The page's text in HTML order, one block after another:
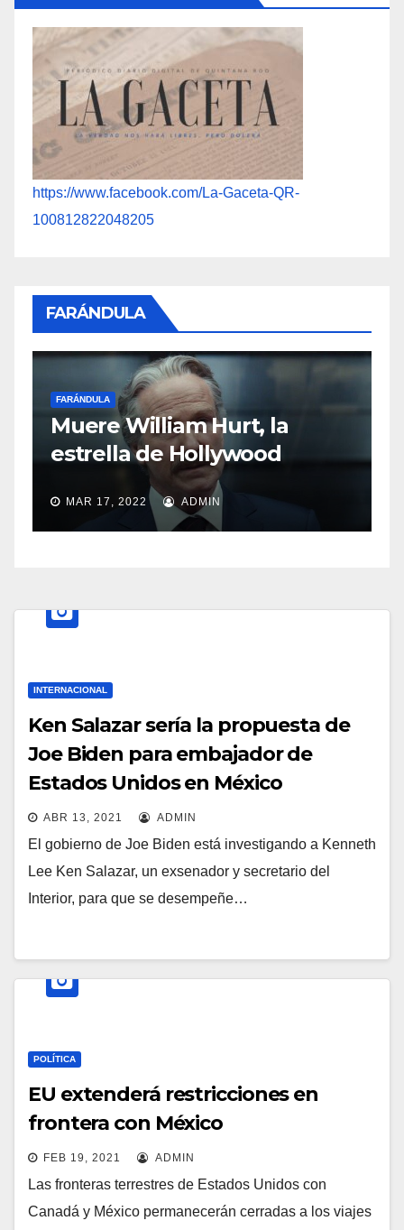
https://www.facebook.com/La-Gaceta-QR-
100812822048205
FARÁNDULA
Hurt, la
Hollywood
ADMIN
Sasha Sokol
abuso de Luis
INTERNACIONAL
Ken Salazar sería la propuesta de
Joe Biden para embajador de
Estados Unidos en México
ABR 13, 2021 ADMIN
El gobierno de Joe Biden está investigando a Kenneth
Lee Ken Salazar, un exsenador y secretario del
Interior, para que se desempeñe…
POLÍTICA
EU extenderá restricciones en
frontera con México
FEB 19, 2021 ADMIN
Las fronteras terrestres de Estados Unidos con
Canadá y México permanecerán cerradas a los viajes